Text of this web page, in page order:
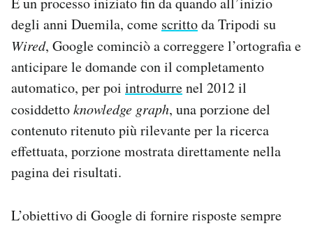
degli anni Duemila, come scrittoda Tripodi su
Wired, Google cominciò a correggere l’ortografia e
anticipare le domande con il completamento
automatico, per poi introdurrenel 2012 il
cosiddettoknowledge graph, una porzione del
contenuto ritenuto più rilevante per la ricerca
effettuata, porzione mostrata direttamente nella
pagina dei risultati.
L’obiettivo di Google di fornire risposte sempre